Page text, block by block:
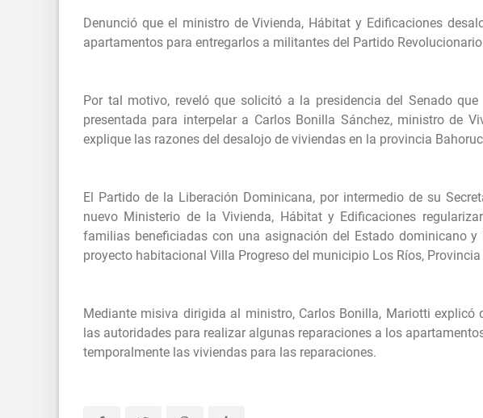
Denunció que el ministro de Vivienda, Hábitat y Edificaciones
apartamentos para entregarlos a militantes del Partido
Por tal motivo, reveló que solicitó a la presidencia del Senado
presentada para interpelar a Carlos Bonilla Sánchez, ministro de
explique las razones del desalojo de viviendas en la provincia
El Partido de la Liberación Dominicana, por intermedio de su
nuevo Ministerio de la Vivienda, Hábitat y Edificaciones
familias beneficiadas con una asignación del Estado dominicano
proyecto habitacional Villa Progreso del municipio Los Ríos,
Mediante misiva dirigida al ministro, Carlos Bonilla, Mariotti
las autoridades para realizar algunas reparaciones a los
temporalmente las viviendas para las reparaciones.